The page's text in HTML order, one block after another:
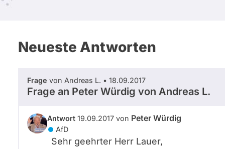
Neueste Antworten
Frage von Andreas L. • 18.09.2017
Frage an Peter Würdig von Andreas L.
Antwort 19.09.2017 von Peter Würdig
AfD
Sehr geehrter Herr Lauer,